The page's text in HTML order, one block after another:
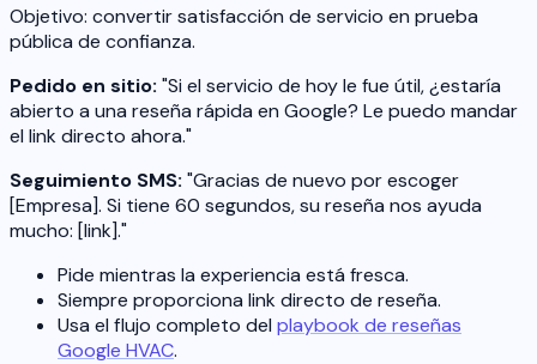
Objetivo: convertir satisfacción de servicio en prueba
pública de confianza.
Pedido en sitio: "Si el servicio de hoy le fue útil, ¿estaría
abierto a una reseña rápida en Google? Le puedo mandar
el link directo ahora."
Seguimiento SMS: "Gracias de nuevo por escoger
[Empresa]. Si tiene 60 segundos, su reseña nos ayuda
mucho: [link]."
Pide mientras la experiencia está fresca.
Siempre proporciona link directo de reseña.
Usa el flujo completo del playbook de reseñas
Google HVAC.